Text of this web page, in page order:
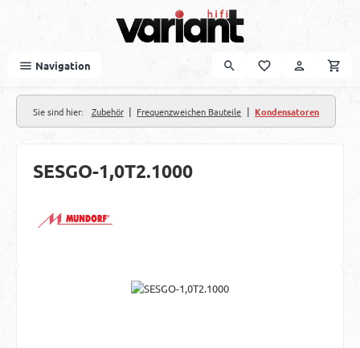
Navigation
Sie sind hier: Zubehör | Frequenzweichen Bauteile | Kondensatoren
SESGO-1,0T2.1000
Bildergalerie überspringen